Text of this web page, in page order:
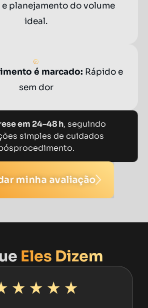
planejamento do volume
ideal.
é marcado: Rápido e
sem dor
em 24–48 h, seguindo
simples de cuidados
minha avaliação
Eles Dizem